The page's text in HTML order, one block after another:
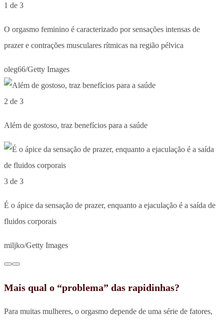
1 de 3
O orgasmo feminino é caracterizado por sensações intensas de
prazer e contrações musculares rítmicas na região pélvica
oleg66/Getty Images
2 de 3
Além de gostoso, traz benefícios para a saúde
3 de 3
É o ápice da sensação de prazer, enquanto a ejaculação é a saída de
fluidos corporais
miljko/Getty Images
Mais qual o “problema” das rapidinhas?
Para muitas mulheres, o orgasmo depende de uma série de fatores,